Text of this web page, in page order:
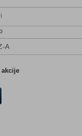
A
akcije